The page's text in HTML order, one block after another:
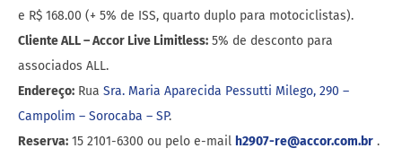
e R$ 168.00 (+ 5% de ISS, quarto duplo para motociclistas).
Cliente ALL – Accor Live Limitless: 5% de desconto para
associados ALL.
Endereço: Rua Sra. Maria Aparecida Pessutti Milego, 290 –
Campolim – Sorocaba – SP.
Reserva: 15 2101-6300 ou pelo e-mail h2907-re@accor.com.br .